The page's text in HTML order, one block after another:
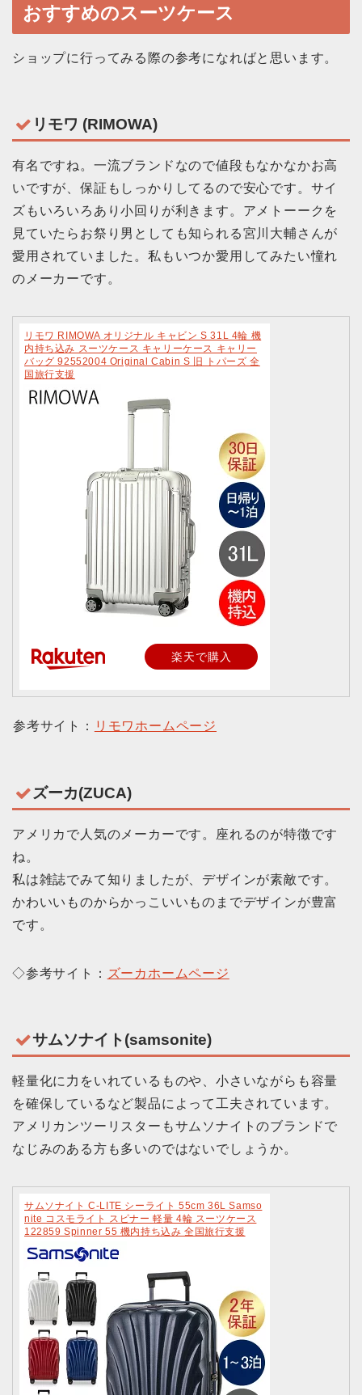
おすすめのスーツケース
ショップに行ってみる際の参考になればと思います。
リモワ (RIMOWA)
有名ですね。一流ブランドなので値段もなかなかお高
いですが、保証もしっかりしてるので安心です。サイ
ズもいろいろあり小回りが利きます。アメトーークを
見ていたらお祭り男としても知られる宮川大輔さんが
愛用されていました。私もいつか愛用してみたい憧れ
のメーカーです。
リモワ RIMOWA オリジナル キャビン S 31L 4輪 機
内持ち込み スーツケース キャリーケース キャリー
バッグ 92552004 Original Cabin S 旧 トパーズ 全
国旅行支援
楽天で購入
参考サイト： リモワホームページ
ズーカ(ZUCA)
アメリカで人気のメーカーです。座れるのが特徴です
ね。
私は雑誌でみて知りましたが、デザインが素敵です。
かわいいものからかっこいいものまでデザインが豊富
です。
◇参考サイト： ズーカホームページ
サムソナイト(samsonite)
軽量化に力をいれているものや、小さいながらも容量
を確保しているなど製品によって工夫されています。
アメリカンツーリスターもサムソナイトのブランドで
なじみのある方も多いのではないでしょうか。
サムソナイト C-LITE シーライト 55cm 36L Samso
nite コスモライト スピナー 軽量 4輪 スーツケース
122859 Spinner 55 機内持ち込み 全国旅行支援